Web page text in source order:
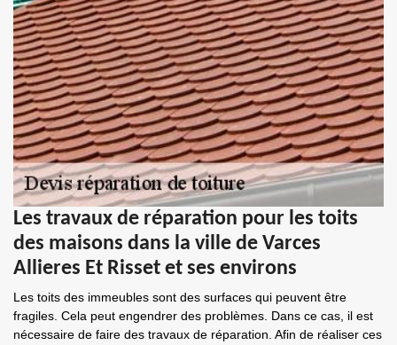
Les travaux de réparation pour les toits
des maisons dans la ville de Varces
Allieres Et Risset et ses environs
Les toits des immeubles sont des surfaces qui peuvent être
fragiles. Cela peut engendrer des problèmes. Dans ce cas, il est
nécessaire de faire des travaux de réparation. Afin de réaliser ces